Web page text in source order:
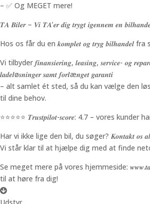
– ✅ Og MEGET mere!
𝑻𝑨 𝑩𝒊𝒍𝒆𝒓 – 𝑽𝒊 𝑻𝑨’𝒆𝒓 𝒅𝒊𝒈 𝒕𝒓𝒚𝒈𝒕 𝒊𝒈𝒆𝒏𝒏𝒆𝒎 𝒆𝒏
Hos os får du en 𝒌𝒐𝒎𝒑𝒍𝒆𝒕 𝒐𝒈 𝒕𝒓𝒚𝒈 𝒃𝒊𝒍𝒉𝒂𝒏𝒅𝒆𝒍
Vi tilbyder 𝒇𝒊𝒏𝒂𝒏𝒔𝒊𝒆𝒓𝒊𝒏𝒈, 𝒍𝒆𝒂𝒔𝒊𝒏𝒈, 𝒔𝒆𝒓𝒗𝒊𝒄𝒆- 𝒐𝒈
𝒍𝒂𝒅𝒆𝒍ø𝒔𝒏𝒊𝒏𝒈𝒆𝒓 𝒔𝒂𝒎𝒕 𝒇𝒐𝒓𝒍æ𝒏𝒈𝒆𝒕 𝒈𝒂𝒓𝒂𝒏𝒕𝒊
– alt samlet ét sted, så du kan vælge den
til dine behov.
⭐️⭐️⭐️⭐️⭐️ 𝑻𝒓𝒖𝒔𝒕𝒑𝒊𝒍𝒐𝒕-𝒔𝒄𝒐𝒓𝒆: 4.7 – vores kunder
Har vi ikke lige den bil, du søger? 𝑲𝒐𝒏𝒕𝒂𝒌𝒕 𝒐𝒔
Vi står klar til at hjælpe dig med at finde
Se meget mere på vores hjemmeside:
til at høre fra dig!